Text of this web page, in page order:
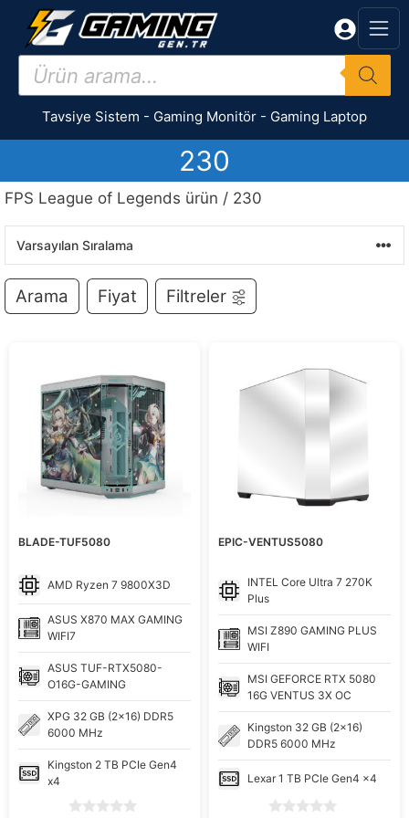
İçeriğe
Products
search
Tavsiye Sistem - Gaming Monitör - Gaming Laptop
230
FPS League of Legends ürün / 230
Arama Fiyat Filtreler
BLADE-TUF5080
AMD Ryzen 7 9800X3D
ASUS X870 MAX GAMING
WIFI7
ASUS TUF-RTX5080-
O16G-GAMING
XPG 32 GB (2x16) DDR5
6000 MHz
Kingston 2 TB PCIe Gen4
x4
EPIC-VENTUS5080
INTEL Core Ultra 7 270K
Plus
MSI Z890 GAMING PLUS
WIFI
MSI GEFORCE RTX 5080
16G VENTUS 3X OC
Kingston 32 GB (2x16)
DDR5 6000 MHz
Lexar 1 TB PCIe Gen4 x4